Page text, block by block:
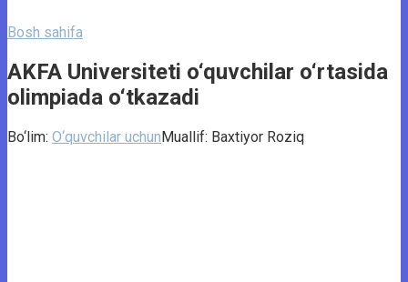
Bosh sahifa
AKFA Universiteti o‘quvchilar o‘rtasida
olimpiada o‘tkazadi
Bo‘lim: O‘quvchilar uchunMuallif: Baxtiyor Roziq